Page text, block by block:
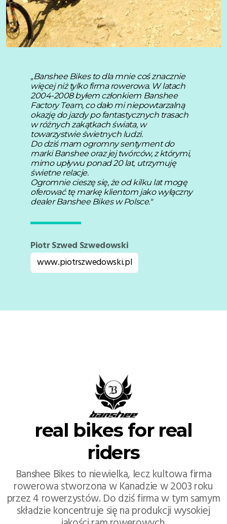
„Banshee Bikes to dla mnie coś znacznie
więcej niż tylko firma rowerowa. W latach
2004-2008 byłem członkiem Banshee
Factory Team, co dało mi niepowtarzalną
okazję do jazdy po fantastycznych trasach
w różnych zakątkach świata, w
towarzystwie świetnych ludzi.
Do dziś mam ogromny sentyment do
marki Banshee oraz jej twórców, z którymi,
mimo upływu ponad 20 lat, utrzymuję
świetne relacje.
Ogromnie cieszę się, że od kilku lat mogę
oferować tę markę klientom jako wyłączny
dealer Banshee Bikes w Polsce."
Piotr Szwed Szwedowski
www.piotrszwedowski.pl
real bikes for real
riders
Banshee Bikes to niewielka, lecz kultowa firma
rowerowa stworzona w Kanadzie w 2003 roku
przez 4 rowerzystów. Do dziś firma w tym samym
składzie koncentruje się na produkcji wysokiej